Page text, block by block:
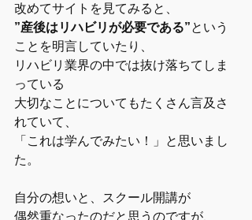
改めてサイトを見てみると、
”産後はリハビリが必要である”という
ことを明言していたり、
リハビリ業界の中では抜け落ちてしま
っている
大切なことについてもたくさん言及さ
れていて、
「これは学んでみたい！」と思いまし
た。
自分の想いと、スクール開講が
偶然重なったのだと思うのですが、